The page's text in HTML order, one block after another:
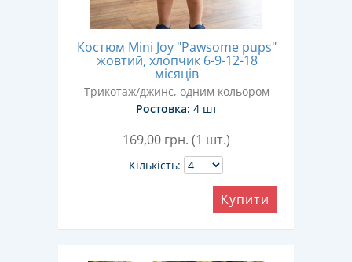
Костюм Mini Joy "Pawsome pups"
жовтий, хлопчик 6-9-12-18
місяців
Трикотаж/джинс, одним кольором
Ростовка: 4 шт
169,00 грн. (1 шт.)
Кількість:
Купити